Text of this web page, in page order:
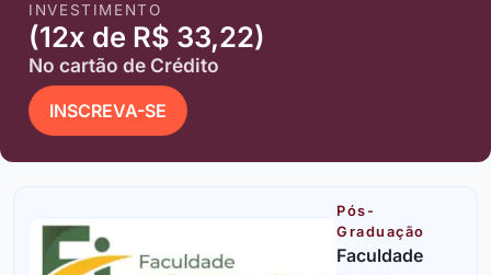
INVESTIMENTO
(12x de R$ 33,22)
No cartão de Crédito
INSCREVA-SE
Pós-
Graduação
Faculdade